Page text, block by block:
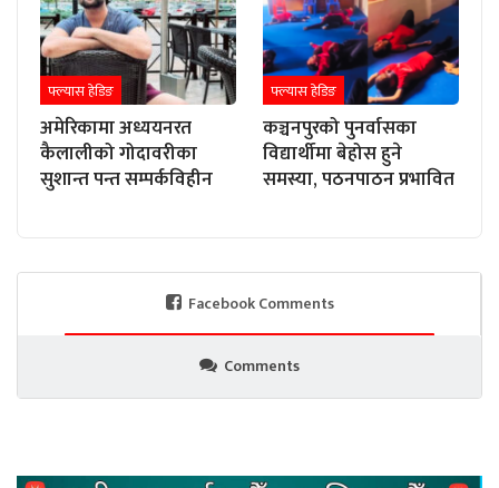
फ्ल्यास हेडिङ
अमेरिकामा अध्ययनरत
कैलालीको गोदावरीका
सुशान्त पन्त सम्पर्कविहीन
फ्ल्यास हेडिङ
कञ्चनपुरको पुनर्वासका
विद्यार्थीमा बेहोस हुने
समस्या, पठनपाठन प्रभावित
Facebook Comments
Comments